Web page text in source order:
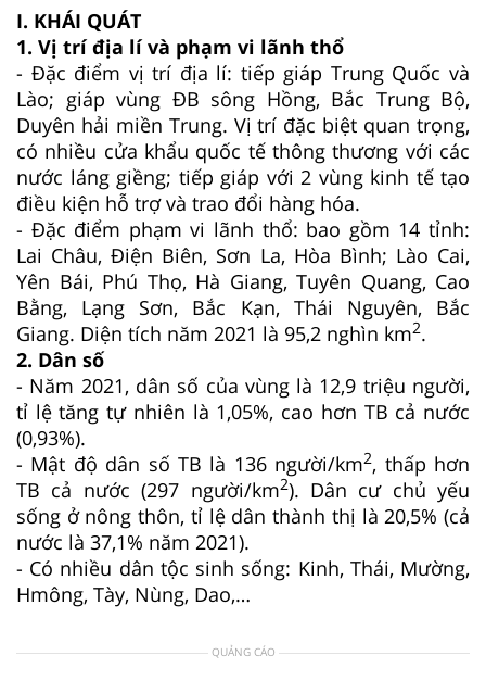
I. KHÁI QUÁT
1. Vị trí địa lí và phạm vi lãnh thổ
- Đặc điểm vị trí địa lí: tiếp giáp Trung Quốc và
Lào; giáp vùng ĐB sông Hồng, Bắc Trung Bộ,
Duyên hải miền Trung. Vị trí đặc biệt quan trọng,
có nhiều cửa khẩu quốc tế thông thương với các
nước láng giềng; tiếp giáp với 2 vùng kinh tế tạo
điều kiện hỗ trợ và trao đổi hàng hóa.
- Đặc điểm phạm vi lãnh thổ: bao gồm 14 tỉnh:
Lai Châu, Điện Biên, Sơn La, Hòa Bình; Lào Cai,
Yên Bái, Phú Thọ, Hà Giang, Tuyên Quang, Cao
Bằng, Lạng Sơn, Bắc Kạn, Thái Nguyên, Bắc
Giang. Diện tích năm 2021 là 95,2 nghìn km2.
2. Dân số
- Năm 2021, dân số của vùng là 12,9 triệu người,
tỉ lệ tăng tự nhiên là 1,05%, cao hơn TB cả nước
(0,93%).
- Mật độ dân số TB là 136 người/km2, thấp hơn
TB cả nước (297 người/km2). Dân cư chủ yếu
sống ở nông thôn, tỉ lệ dân thành thị là 20,5% (cả
nước là 37,1% năm 2021).
- Có nhiều dân tộc sinh sống: Kinh, Thái, Mường,
Hmông, Tày, Nùng, Dao,…
QUẢNG CÁO